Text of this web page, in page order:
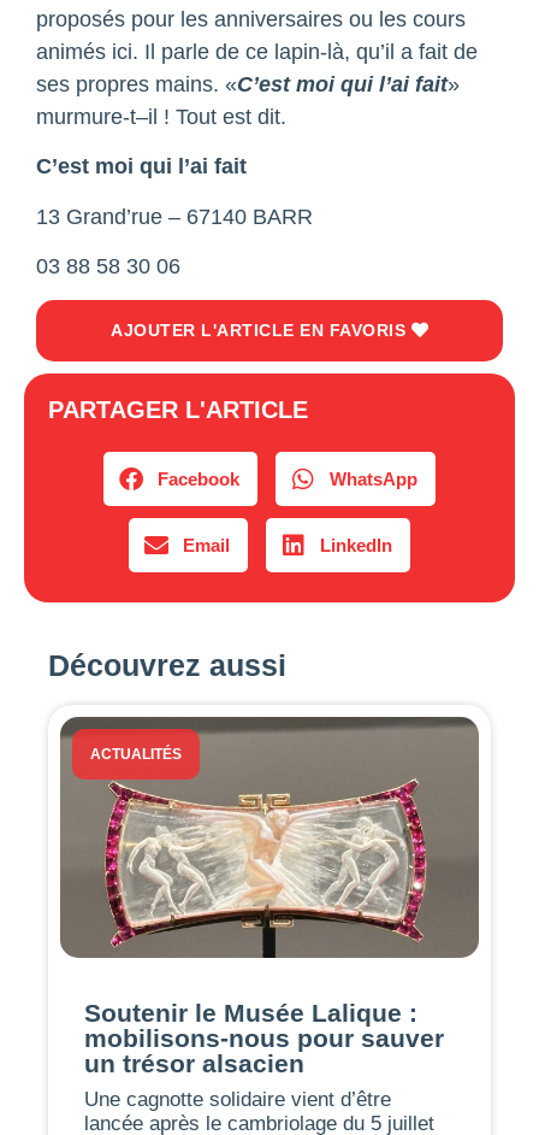
proposés pour les anniversaires ou les cours
animés ici. Il parle de ce lapin-là, qu’il a fait de
ses propres mains. «C’est moi qui l’ai fait»
murmure-t–il ! Tout est dit.
C’est moi qui l’ai fait
13 Grand’rue – 67140 BARR
03 88 58 30 06
AJOUTER L'ARTICLE EN FAVORIS
PARTAGER L'ARTICLE
Facebook WhatsApp
Email LinkedIn
Découvrez aussi
ACTUALITÉS
Soutenir le Musée Lalique :
mobilisons-nous pour sauver
un trésor alsacien
Une cagnotte solidaire vient d’être
lancée après le cambriolage du 5 juillet